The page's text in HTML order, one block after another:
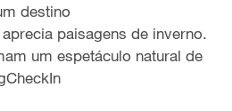
destino
paisagens de inverno.
um espetáculo natural de